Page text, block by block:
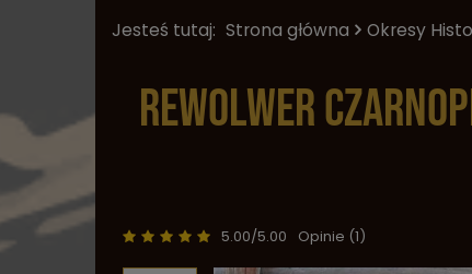
Jesteś tutaj: Strona główna Okresy
Rewolwer
5.00/5.00 Opinie (1)